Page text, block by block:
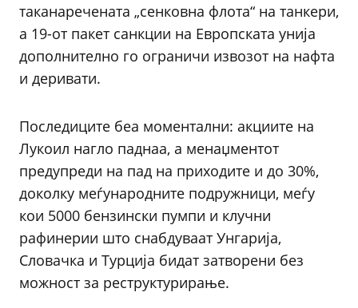
таканаречената „сенковна флота“ на танкери,
а 19-от пакет санкции на Европската унија
дополнително го ограничи извозот на нафта
и деривати.
Последиците беа моментални: акциите на
Лукоил нагло паднаа, а менаџментот
предупреди на пад на приходите и до 30%,
доколку меѓународните подружници, меѓу
кои 5000 бензински пумпи и клучни
рафинерии што снабдуваат Унгарија,
Словачка и Турција бидат затворени без
можност за реструктурирање.